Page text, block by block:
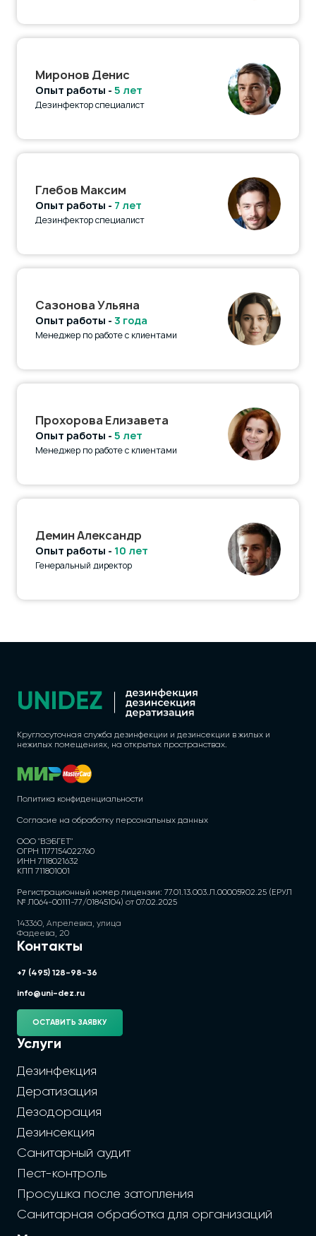
Миронов Денис
Опыт работы - 5 лет
Дезинфектор специалист
Глебов Максим
Опыт работы - 7 лет
Дезинфектор специалист
Сазонова Ульяна
Опыт работы - 3 года
Менеджер по работе с клиентами
Прохорова Елизавета
Опыт работы - 5 лет
Менеджер по работе с клиентами
Демин Александр
Опыт работы - 10 лет
Генеральный директор
Круглосуточная служба дезинфекции и дезинсекции в жилых и
нежилых помещениях, на открытых пространствах.
Политика конфиденциальности
Согласие на обработку персональных данных
ООО "ВЭБГЕТ"
ОГРН 1177154022760
ИНН 7118021632
КПП 711801001
Регистрационный номер лицензии: 77.01.13.003.Л.000059.02.25 (ЕРУЛ
№ Л064-00111-77/01845104) от 07.02.2025
143360, Апрелевка, улица
Фадеева, 20
Контакты
+7 (495) 128-98-36
info@uni-dez.ru
ОСТАВИТЬ ЗАЯВКУ
Услуги
Дезинфекция
Дератизация
Дезодорация
Дезинсекция
Санитарный аудит
Пест-контроль
Просушка после затопления
Санитарная обработка для организаций